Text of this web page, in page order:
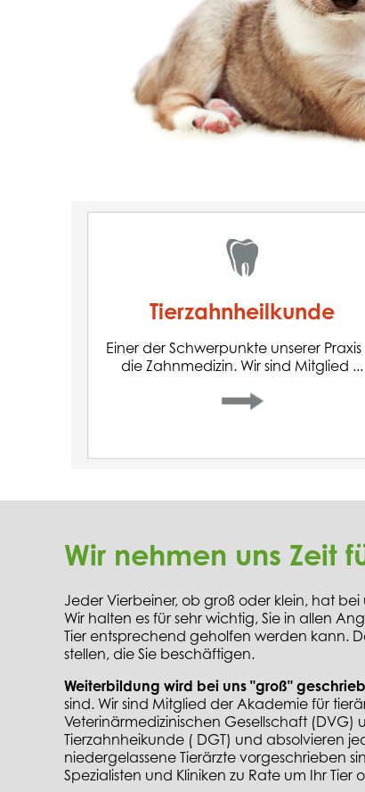
Tierzahnheilkunde
Einer der Schwerpunkte unserer Praxis
die Zahnmedizin. Wir sind Mitglied ...
Tierzahnheilkunde
die Zahnmedizin. Wir sind Mitglied bei
besuchen regelmäßig Fortbildungen,
nach aktuellem Stand der
behandeln zu können.
Wir nehmen uns Zeit
Jeder Vierbeiner, ob groß oder klein, hat
Wir halten es für sehr wichtig, Sie in allen
Tier entsprechend geholfen werden kann.
stellen, die Sie beschäftigen.
Weiterbildung wird bei uns "groß"
sind. Wir sind Mitglied der Akademie für
Veterinärmedizinischen Gesellschaft (DVG)
Tierzahnheikunde ( DGT) und absolvieren
niedergelassene Tierärzte vorgeschrieben
Spezialisten und Kliniken zu Rate um Ihr Tier